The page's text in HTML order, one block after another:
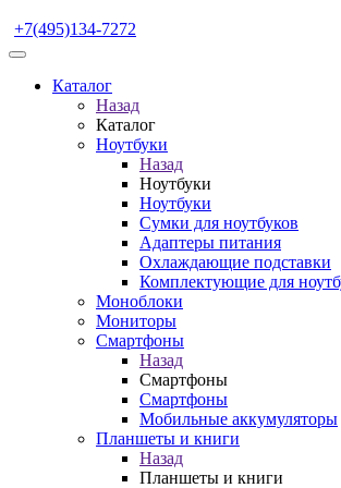
+7(495)134-7272
Каталог
Назад
Каталог
Ноутбуки
Назад
Ноутбуки
Ноутбуки
Сумки для ноутбуков
Адаптеры питания
Охлаждающие подставки
Комплектующие для
Моноблоки
Мониторы
Смартфоны
Назад
Смартфоны
Смартфоны
Мобильные аккумуляторы
Планшеты и книги
Назад
Планшеты и книги